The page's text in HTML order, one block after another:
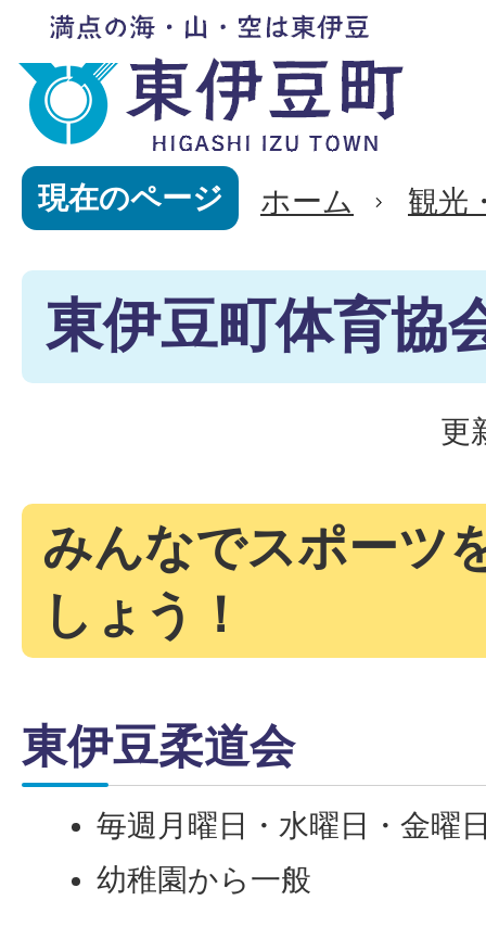
現在のページ ホーム 観光
東伊豆町体育協
更
みんなでスポーツ
しょう！
東伊豆柔道会
毎週月曜日・水曜日・金曜
幼稚園から一般